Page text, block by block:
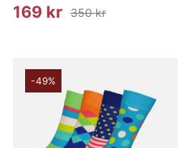
169 kr 350 kr
-49%